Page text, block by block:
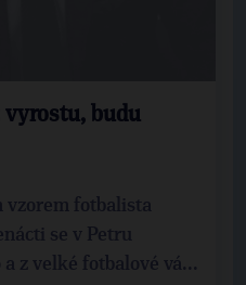
vyrostu, budu
vzorem fotbalista
se v Petru
z velké fotbalové vá...